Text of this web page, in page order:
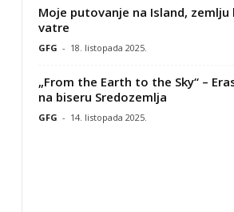
Moje putovanje na Island, zemlju
vatre
GFG - 18. listopada 2025.
„From the Earth to the Sky“ –
na biseru Sredozemlja
GFG - 14. listopada 2025.